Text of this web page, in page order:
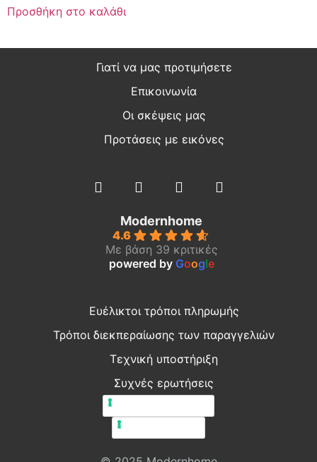
Προσθήκη στο καλάθι
Γιατί να μας προτιμήσετε
Επικοινωνία
Οι σκέψεις μας
Προτάσεις με εικόνες
Modernhome
4.6
Με βάση 39 κριτικές
powered by Google
Ευέλικτοι τρόποι πληρωμής
Τρόποι διεκπεραίωσης των παραγγελιών
Τεχνική υποστήριξη
Συχνές ερωτήσεις